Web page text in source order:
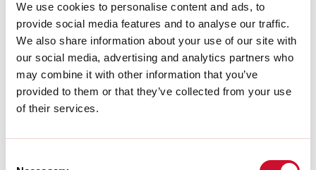
We use cookies to personalise content and ads, to
provide social media features and to analyse our traffic.
We also share information about your use of our site with
our social media, advertising and analytics partners who
may combine it with other information that you’ve
provided to them or that they’ve collected from your use
of their services.
EXTRACTO DEL CATÁLOGO
INSTRUCCIONES DE MONTAJE